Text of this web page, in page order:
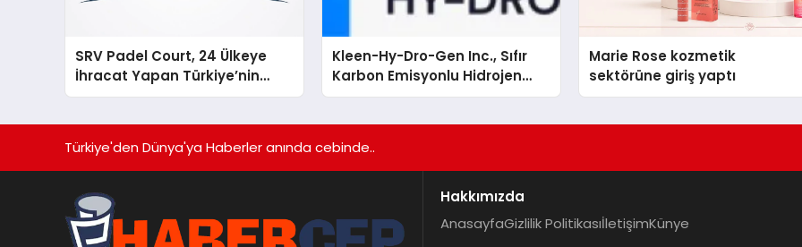
SRV Padel Court, 24 Ülkeye
İhracat Yapan Türkiye’nin
Padel Kortu Üretim Gücü
Kleen-Hy-Dro-Gen Inc., Sıfır
Karbon Emisyonlu Hidrojen
Isıtma Teknolojisinde ISO ve
Marie Rose kozmetik
sektörüne giriş yaptı
Türkiye'den Dünya'ya Haberler anında cebinde..
Hakkımızda
AnasayfaGizlilik PolitikasıİletişimKünye